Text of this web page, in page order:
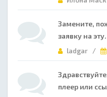
Замените,
заявку
ladgar /
плеер или